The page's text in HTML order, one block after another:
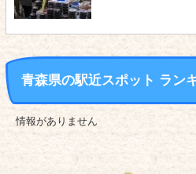
青森県の駅近スポット ラン
情報がありません